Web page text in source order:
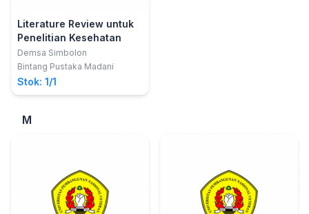
Literature Review untuk
Penelitian Kesehatan
Demsa Simbolon
Bintang Pustaka Madani
Stok: 1/1
M